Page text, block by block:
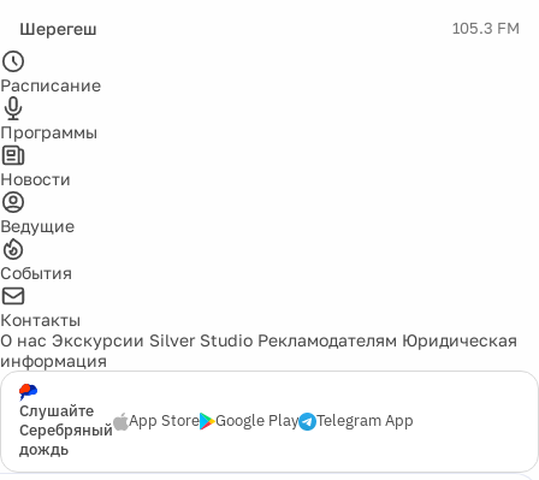
Шерегеш 105.3 FM
Расписание
Программы
Новости
Ведущие
События
Контакты
О нас Экскурсии Silver Studio Рекламодателям Юридическая
информация
Слушайте
Серебряный
дождь
App Store Google Play Telegram App